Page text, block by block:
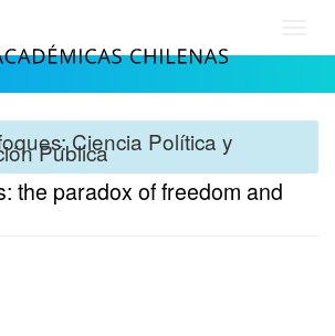
Ciencia Política y
Pública
the paradox of freedom and